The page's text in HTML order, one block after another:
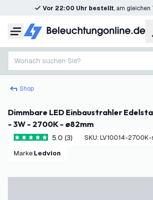
Vor 22:00 Uhr bestellt, am gleichen
Menü
Wonach suchen Sie?
Shop
Dimmbare LED Einbaustrahler Edelstahl - Amsterdam
- 3W - 2700K - ø82mm
5 Bewertungssterne
5.0 (3) SKU: LV10014-2700K-
Marke: Ledvion